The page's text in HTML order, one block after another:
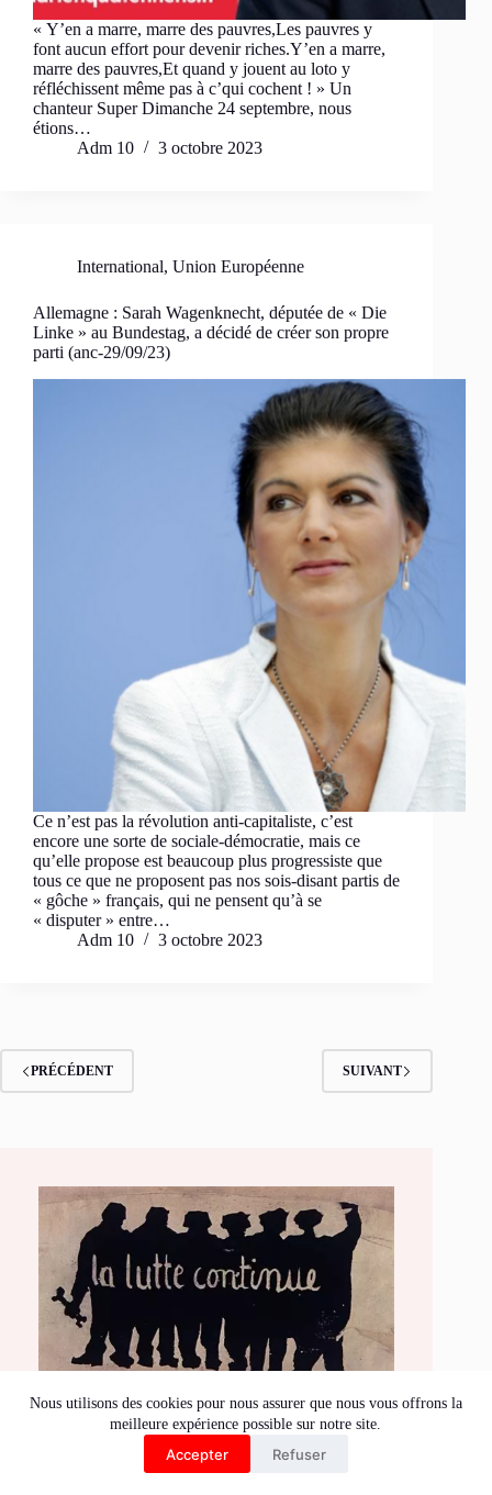
Nous utilisons des cookies pour nous assurer que nous vous offrons la
meilleure expérience possible sur notre site.
Accepter Refuser
« Y’en a marre, marre des pauvres,Les pauvres y
font aucun effort pour devenir riches.Y’en a marre,
marre des pauvres,Et quand y jouent au loto y
réfléchissent même pas à c’qui cochent ! » Un
chanteur Super Dimanche 24 septembre, nous
étions…
Adm 10
3 octobre 2023
International, Union Européenne
Allemagne : Sarah Wagenknecht, députée de « Die
Linke » au Bundestag, a décidé de créer son propre
parti (anc-29/09/23)
Ce n’est pas la révolution anti-capitaliste, c’est
encore une sorte de sociale-démocratie, mais ce
qu’elle propose est beaucoup plus progressiste que
tous ce que ne proposent pas nos sois-disant partis de
« gôche » français, qui ne pensent qu’à se
« disputer » entre…
Adm 10
3 octobre 2023
PRÉCÉDENT SUIVANT
Agenda